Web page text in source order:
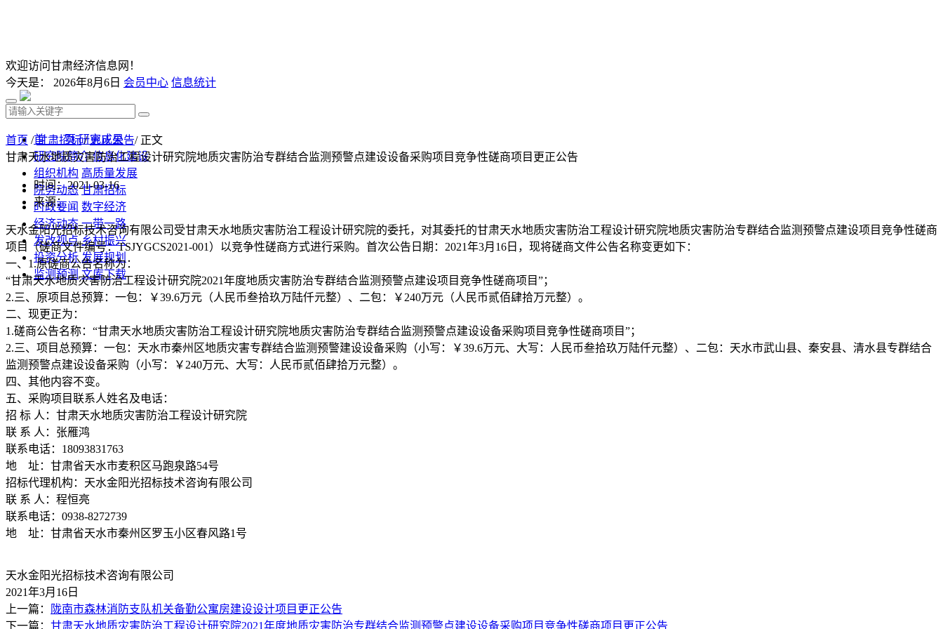
欢迎访问甘肃经济信息网！
今天是： 2026年8月6日 会员中心 信息统计
首 页 研究成果
研究院简介 信息化建设
组织机构 高质量发展
院务动态 甘肃招标
时政要闻 数字经济
经济动态 一带一路
发改视点 乡村振兴
投资分析 发展规划
监测预测 文库下载
首页 /甘肃招标/更正公告/ 正文
甘肃天水地质灾害防治工程设计研究院地质灾害防治专群结合监测预警点建设设备采购项目竞争性磋商项目更正公告
时间：2021-03-16
来源：
天水金阳光招标技术咨询有限公司受甘肃天水地质灾害防治工程设计研究院的委托，对其委托的甘肃天水地质灾害防治工程设计研究院地质灾害防治专群结合监测预警点建设项目竞争性磋商
项目（磋商文件编号：TSJYGCS2021-001）以竞争性磋商方式进行采购。首次公告日期：2021年3月16日，现将磋商文件公告名称变更如下：
一、1.原磋商公告名称为：
“甘肃天水地质灾害防治工程设计研究院2021年度地质灾害防治专群结合监测预警点建设项目竞争性磋商项目”；
2.三、原项目总预算：一包：￥39.6万元（人民币叁拾玖万陆仟元整）、二包：￥240万元（人民币贰佰肆拾万元整）。
二、现更正为：
1.磋商公告名称：“甘肃天水地质灾害防治工程设计研究院地质灾害防治专群结合监测预警点建设设备采购项目竞争性磋商项目”；
2.三、项目总预算：一包：天水市秦州区地质灾害专群结合监测预警建设设备采购（小写：￥39.6万元、大写：人民币叁拾玖万陆仟元整）、二包：天水市武山县、秦安县、清水县专群结合
监测预警点建设设备采购（小写：￥240万元、大写：人民币贰佰肆拾万元整）。
四、其他内容不变。
五、采购项目联系人姓名及电话：
招 标 人：甘肃天水地质灾害防治工程设计研究院
联 系 人：张雁鸿
联系电话：18093831763
地 址：甘肃省天水市麦积区马跑泉路54号
招标代理机构：天水金阳光招标技术咨询有限公司
联 系 人：程恒亮
联系电话：0938-8272739
地 址：甘肃省天水市秦州区罗玉小区春风路1号
天水金阳光招标技术咨询有限公司
2021年3月16日
上一篇：
陇南市森林消防支队机关备勤公寓房建设设计项目更正公告
下一篇： 甘肃天水地质灾害防治工程设计研究院2021年度地质灾害防治专群结合监测预警点建设设备采购项目竞争性磋商项目更正公告